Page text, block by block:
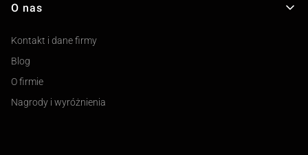
O nas
Kontakt i dane firmy
Blog
O firmie
Nagrody i wyróżnienia